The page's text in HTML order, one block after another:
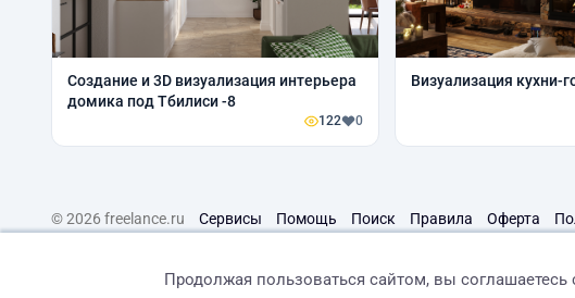
Создание и 3D визуализация интерьера
домика под Тбилиси -8
122 0
Визуализация кухни-
© 2026 freelance.ru Сервисы Помощь Поиск Правила Оферта
Продолжая пользоваться сайтом, вы соглашаетесь